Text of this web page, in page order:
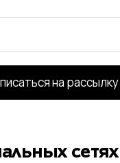
на рассылку
сетях